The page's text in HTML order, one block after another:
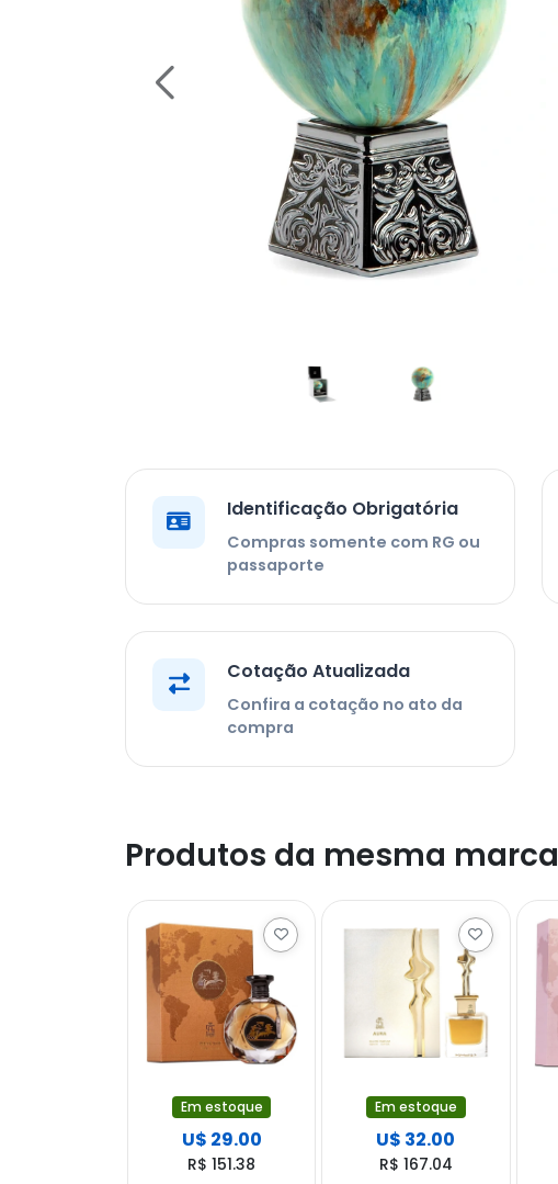
Identificação Obrigatória
Compras somente com RG ou
passaporte
Cotação Atualizada
Confira a cotação no ato da
compra
Produtos da mesma marca
Em estoque
U$ 29.00
R$ 151.38
Em estoque
U$ 32.00
R$ 167.04